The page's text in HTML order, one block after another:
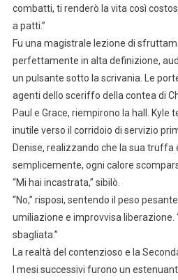
combatti, ti renderò la vita così
a patti.”
Fu una magistrale lezione di
perfettamente in alta definizione,
un pulsante sotto la scrivania. Le
agenti dello sceriffo della contea di
Paul e Grace, riempirono la hall. Kyle
inutile verso il corridoio di servizio
Denise, realizzando che la sua truffa
semplicemente, ogni calore
“Mi hai incastrata,” sibilò.
“No,” risposi, sentendo il peso
umiliazione e improvvisa liberazione.
sbagliata.”
La realtà del contenzioso e la
I mesi successivi furono un